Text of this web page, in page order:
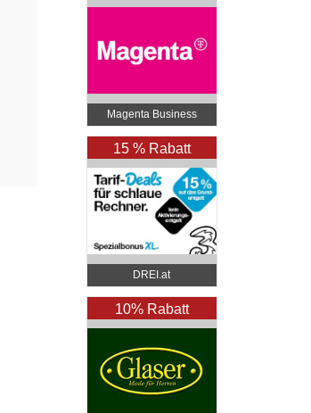
…
Magenta Business
15 % Rabatt
DREI.at
10% Rabatt